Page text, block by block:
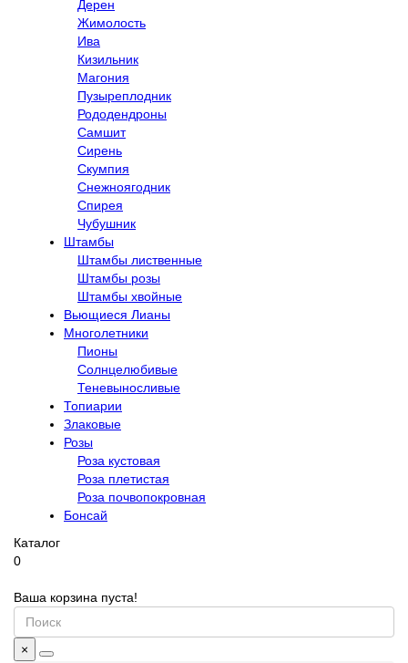
Дерен
Жимолость
Ива
Кизильник
Магония
Пузыреплодник
Рододендроны
Самшит
Сирень
Скумпия
Снежноягодник
Спирея
Чубушник
Штамбы
Штамбы лиственные
Штамбы розы
Штамбы хвойные
Вьющиеся Лианы
Многолетники
Пионы
Солнцелюбивые
Теневыносливые
Топиарии
Злаковые
Розы
Роза кустовая
Роза плетистая
Роза почвопокровная
Бонсай
Каталог
0
Ваша корзина пуста!
×